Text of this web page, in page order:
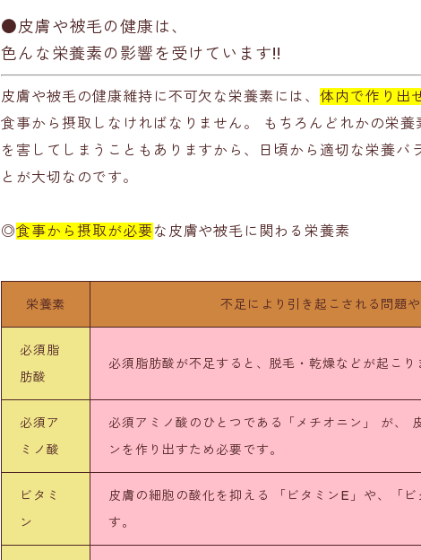
●皮膚や被毛の健康は、
色んな栄養素の影響を受けています!!
皮膚や被毛の健康維持に不可欠な栄養素には、体内で作り出
食事から摂取しなければなりません。 もちろんどれかの栄
を害してしまうこともありますから、日頃から適切な栄養バ
とが大切なのです。
◎食事から摂取が必要な皮膚や被毛に関わる栄養素
栄養素 不足により引き起こされる問題
必須脂
肪酸
必須脂肪酸が不足すると、脱毛・乾燥などが起こり
必須ア
ミノ酸
必須アミノ酸のひとつである「メチオニン」 が、
ンを作り出すため必要です。
ビタミ
ン
皮膚の細胞の酸化を抑える 「ビタミンE」や、「
す。